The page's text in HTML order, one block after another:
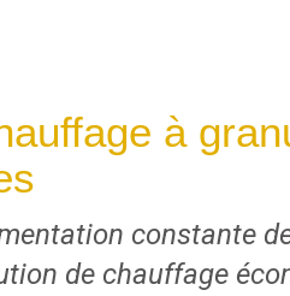
à
constante
de chauffage